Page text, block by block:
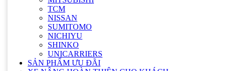
Gào xúc, gầu xúc
THƯƠNG HIỆU
KOMATSU
TOYOTA
MITSUBISHI
TCM
NISSAN
SUMITOMO
TCM
NISSAN
SUMITOMO
NICHIYU
SHINKO
UNICARRIERS
SẢN PHẨM ƯU ĐÃI